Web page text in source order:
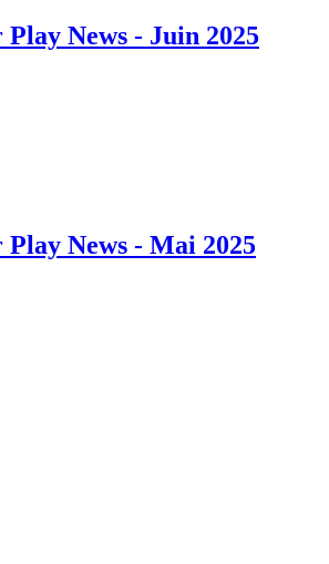
News - Juin 2025
News - Mai 2025